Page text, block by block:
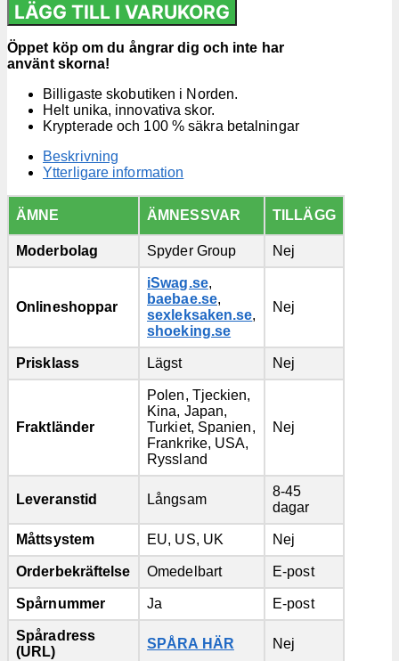
LÄGG TILL I VARUKORG
Öppet köp om du ångrar dig och inte har
använt skorna!
Billigaste skobutiken i Norden.
Helt unika, innovativa skor.
Krypterade och 100 % säkra betalningar
Beskrivning
Ytterligare information
ÄMNE ÄMNESSVAR TILLÄGG
Moderbolag Spyder Group Nej
Onlineshoppar
iSwag.se,
baebae.se,
sexleksaken.se,
shoeking.se
Nej
Prisklass Lägst Nej
Fraktländer
Polen, Tjeckien,
Kina, Japan,
Turkiet, Spanien,
Frankrike, USA,
Ryssland
Nej
Leveranstid Långsam
8-45
dagar
Måttsystem EU, US, UK Nej
Orderbekräftelse Omedelbart E-post
Spårnummer Ja E-post
Spåradress
(URL)
SPÅRA HÄR Nej